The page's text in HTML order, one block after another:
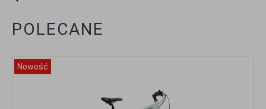
POLECANE
Nowość